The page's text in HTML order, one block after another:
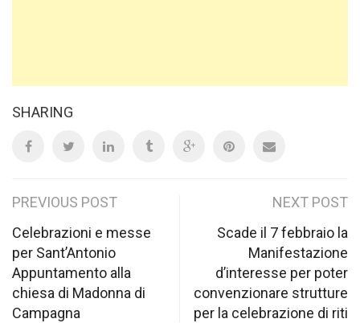
SHARING
Post
navigation
PREVIOUS POST
Celebrazioni e messe
per Sant’Antonio
Appuntamento alla
chiesa di Madonna di
Campagna
NEXT POST
Scade il 7 febbraio la
Manifestazione
d’interesse per poter
convenzionare strutture
per la celebrazione di riti